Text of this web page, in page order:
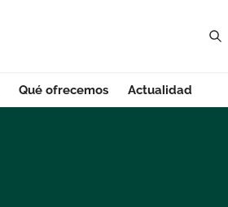
Qué ofrecemos Actualidad